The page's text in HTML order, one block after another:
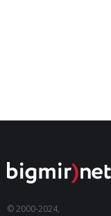
© 2000-2024,